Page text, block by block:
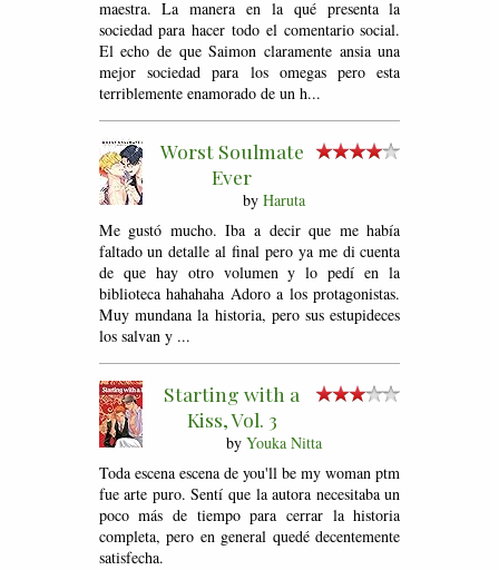
maestra. La manera en la qué presenta la
sociedad para hacer todo el comentario social.
El echo de que Saimon claramente ansia una
mejor sociedad para los omegas pero esta
terriblemente enamorado de un h...
Worst Soulmate
Ever
by Haruta
Me gustó mucho. Iba a decir que me había
faltado un detalle al final pero ya me di cuenta
de que hay otro volumen y lo pedí en la
biblioteca hahahaha Adoro a los protagonistas.
Muy mundana la historia, pero sus estupideces
los salvan y ...
Starting with a
Kiss, Vol. 3
by Youka Nitta
Toda escena escena de you'll be my woman ptm
fue arte puro. Sentí que la autora necesitaba un
poco más de tiempo para cerrar la historia
completa, pero en general quedé decentemente
satisfecha.